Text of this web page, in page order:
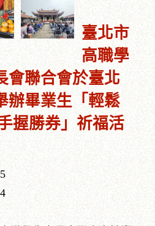
臺北市
高職學
會聯合會於臺北
辦畢業生「輕鬆
握勝券」祈福活